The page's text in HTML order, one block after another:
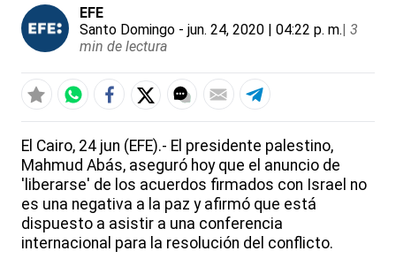
EFE
Santo Domingo - jun. 24, 2020 | 04:22 p. m.| 3
min de lectura
El Cairo, 24 jun (EFE).- El presidente palestino,
Mahmud Abás, aseguró hoy que el anuncio de
'liberarse' de los acuerdos firmados con Israel no
es una negativa a la paz y afirmó que está
dispuesto a asistir a una conferencia
internacional para la resolución del conflicto.